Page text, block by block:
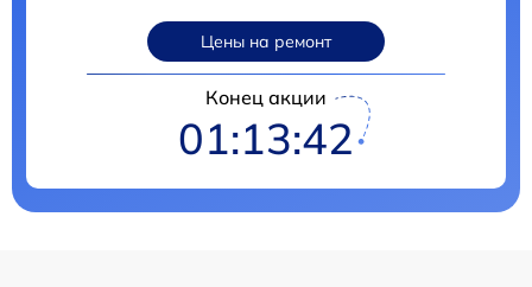
Цены на ремонт
Конец акции
01:13:41